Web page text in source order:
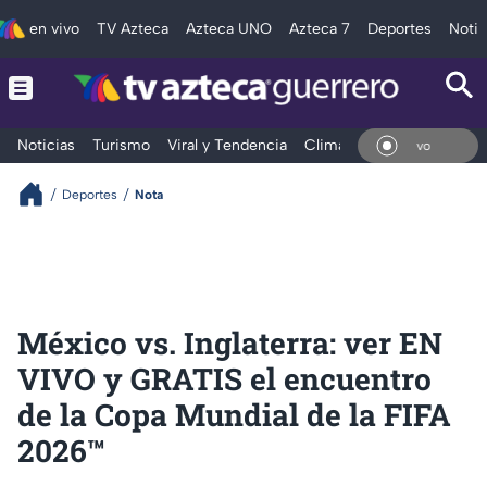
en vivo TV Azteca Azteca UNO Azteca 7 Deportes
Noticias Turismo Viral y Tendencia Clima Deportes En
Deportes Nota
México vs. Inglaterra: ver EN
VIVO y GRATIS el encuentro
de la Copa Mundial de la FIFA
2026™